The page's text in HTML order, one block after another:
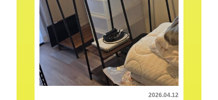
2026.04.12